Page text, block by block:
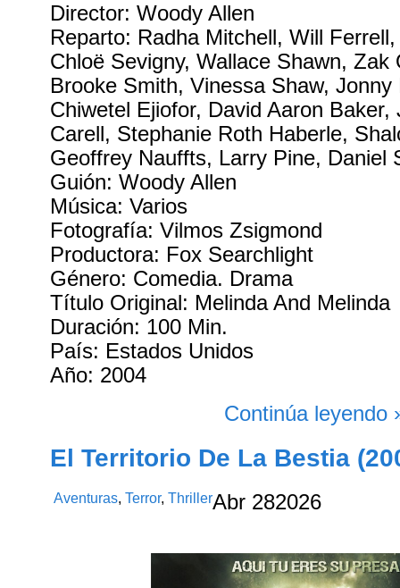
Director: Woody Allen
Reparto: Radha Mitchell, Will
Chloë Sevigny, Wallace Shawn,
Brooke Smith, Vinessa Shaw, Jonny
Chiwetel Ejiofor, David Aaron
Carell, Stephanie Roth Haberle,
Geoffrey Nauffts, Larry Pine, Daniel
Guión: Woody Allen
Música: Varios
Fotografía: Vilmos Zsigmond
Productora: Fox Searchlight
Género: Comedia. Drama
Título Original: Melinda And Melinda
Duración: 100 Min.
País: Estados Unidos
Año: 2004
Continúa leyendo
El Territorio De La Bestia
Aventuras,Terror,ThrillerAbr 282026